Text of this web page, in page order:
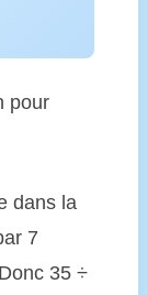
pour
dans la
7
35 ÷